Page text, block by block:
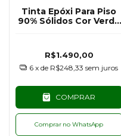
Tinta Epóxi Para Piso
90% Sólidos Cor Verde
R$1.490,00
6 x de R$248,33 sem juros
COMPRAR
Comprar no WhatsApp